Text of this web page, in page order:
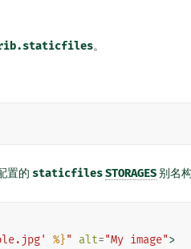
。
置的 staticfilesSTORAGES别名
%}" alt="My image">